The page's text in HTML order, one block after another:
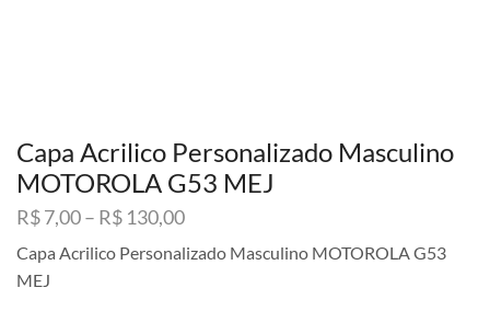
Capa Acrilico Personalizado Masculino
MOTOROLA G53 MEJ
R$7,00– R$ 130,00Faixa
preço:
Capa Acrilico Personalizado Masculino MOTOROLA G53
MEJ